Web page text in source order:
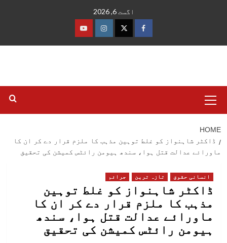
اگست 6, 2026
فیس
ٹوئٹرانسٹاگرام
یوٹیوب
Menu
HOME
ڈاکٹر شاہنواز کو غلط توہین مذہب کا ملزم قرار دے کر ان کا
ماورائے عدالت قتل ہوا، سندھ ہیومن رائٹس کمیشن کی تحقیق
انسانی حقوق تازہ ترین جرائم
ڈاکٹر شاہنواز کو غلط توہین
مذہب کا ملزم قرار دے کر ان کا
ماورائے عدالت قتل ہوا، سندھ
ہیومن رائٹس کمیشن کی تحقیق